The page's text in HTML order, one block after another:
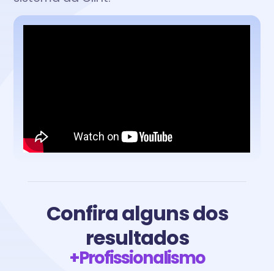
Confira alguns dos
resultados
+Profissionalismo